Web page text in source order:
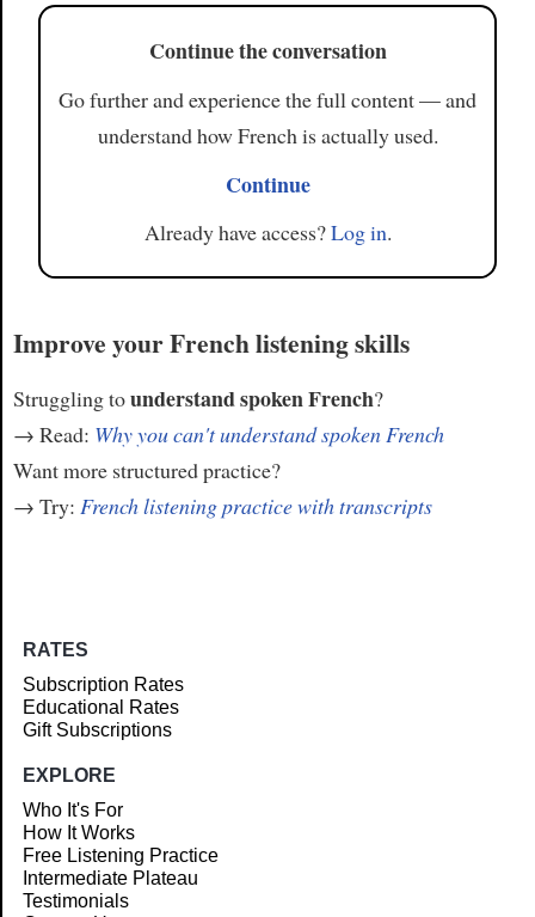
Continue the conversation
Go further and experience the full content — and
understand how French is actually used.
Continue
Already have access?Log in.
Improve your French listening skills
Struggling tounderstand spoken French?
→ Read: Why you can't understand spoken French
Want more structured practice?
→ Try: French listening practice with transcripts
RATES
Subscription Rates
Educational Rates
Gift Subscriptions
EXPLORE
Who It's For
How It Works
Free Listening Practice
Intermediate Plateau
Testimonials